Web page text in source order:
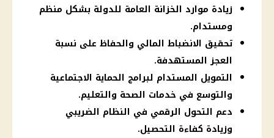
زيادة موارد الخزانة العامة للدولة بشكل منظم
ومستدام.
تحقيق الانضباط المالي والحفاظ على نسبة
العجز المستهدفة.
التمويل المستدام لبرامج الحماية الاجتماعية
والتوسع في خدمات الصحة والتعليم.
دعم التحول الرقمي في النظام الضريبي
وزيادة كفاءة التحصيل.